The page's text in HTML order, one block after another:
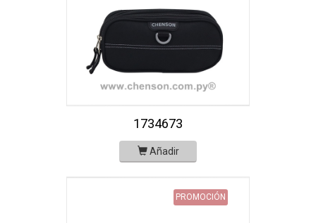
1734673
Añadir
PROMOCIÓN